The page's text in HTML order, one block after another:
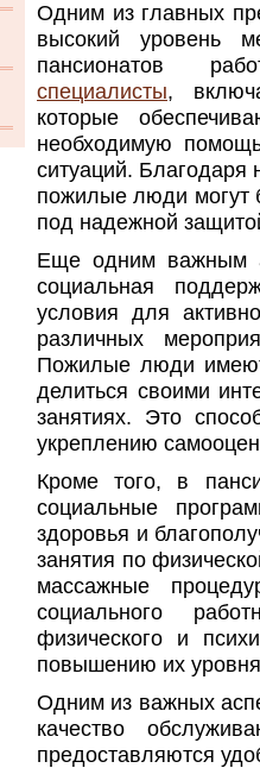
Одним из главных
высокий уровень
пансионатов
специалисты,
которые
необходимую
ситуаций. Благодаря
пожилые люди могут
под надежной
Еще одним важным
социальная
условия для
различных
Пожилые люди
делиться своими
занятиях. Это
укреплению
Кроме того, в
социальные
здоровья и
занятия по
массажные
социального
физического и
повышению их уровня
Одним из важных
качество
предоставляются